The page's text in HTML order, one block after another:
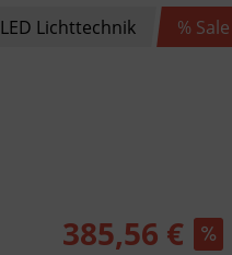
LED Lichttechnik % Sale
385,56 €